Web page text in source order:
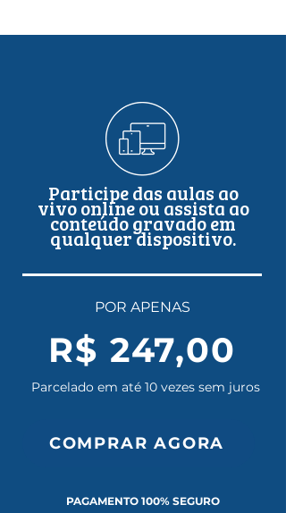
Participe das aulas ao
vivo online ou assista ao
conteúdo gravado em
qualquer dispositivo.
POR APENAS
R$ 247,00
Parcelado em até 10 vezes sem juros
COMPRAR AGORA
PAGAMENTO 100% SEGURO